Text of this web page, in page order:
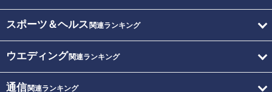
スポーツ＆ヘルス 関連ランキング
ウエディング関連ランキング
通信関連ランキング